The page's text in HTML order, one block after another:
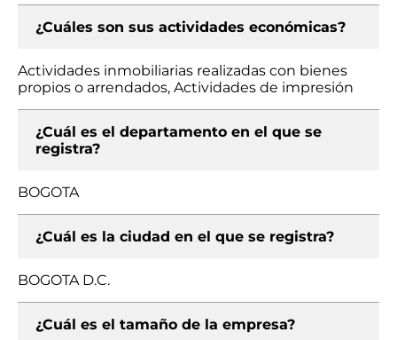
¿Cuáles son sus actividades económicas?
Actividades inmobiliarias realizadas con bienes
propios o arrendados, Actividades de impresión
¿Cuál es el departamento en el que se
registra?
BOGOTA
¿Cuál es la ciudad en el que se registra?
BOGOTA D.C.
¿Cuál es el tamaño de la empresa?